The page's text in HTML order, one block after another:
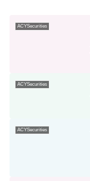
ACYSecurities
ACYSecurities
ACYSecurities